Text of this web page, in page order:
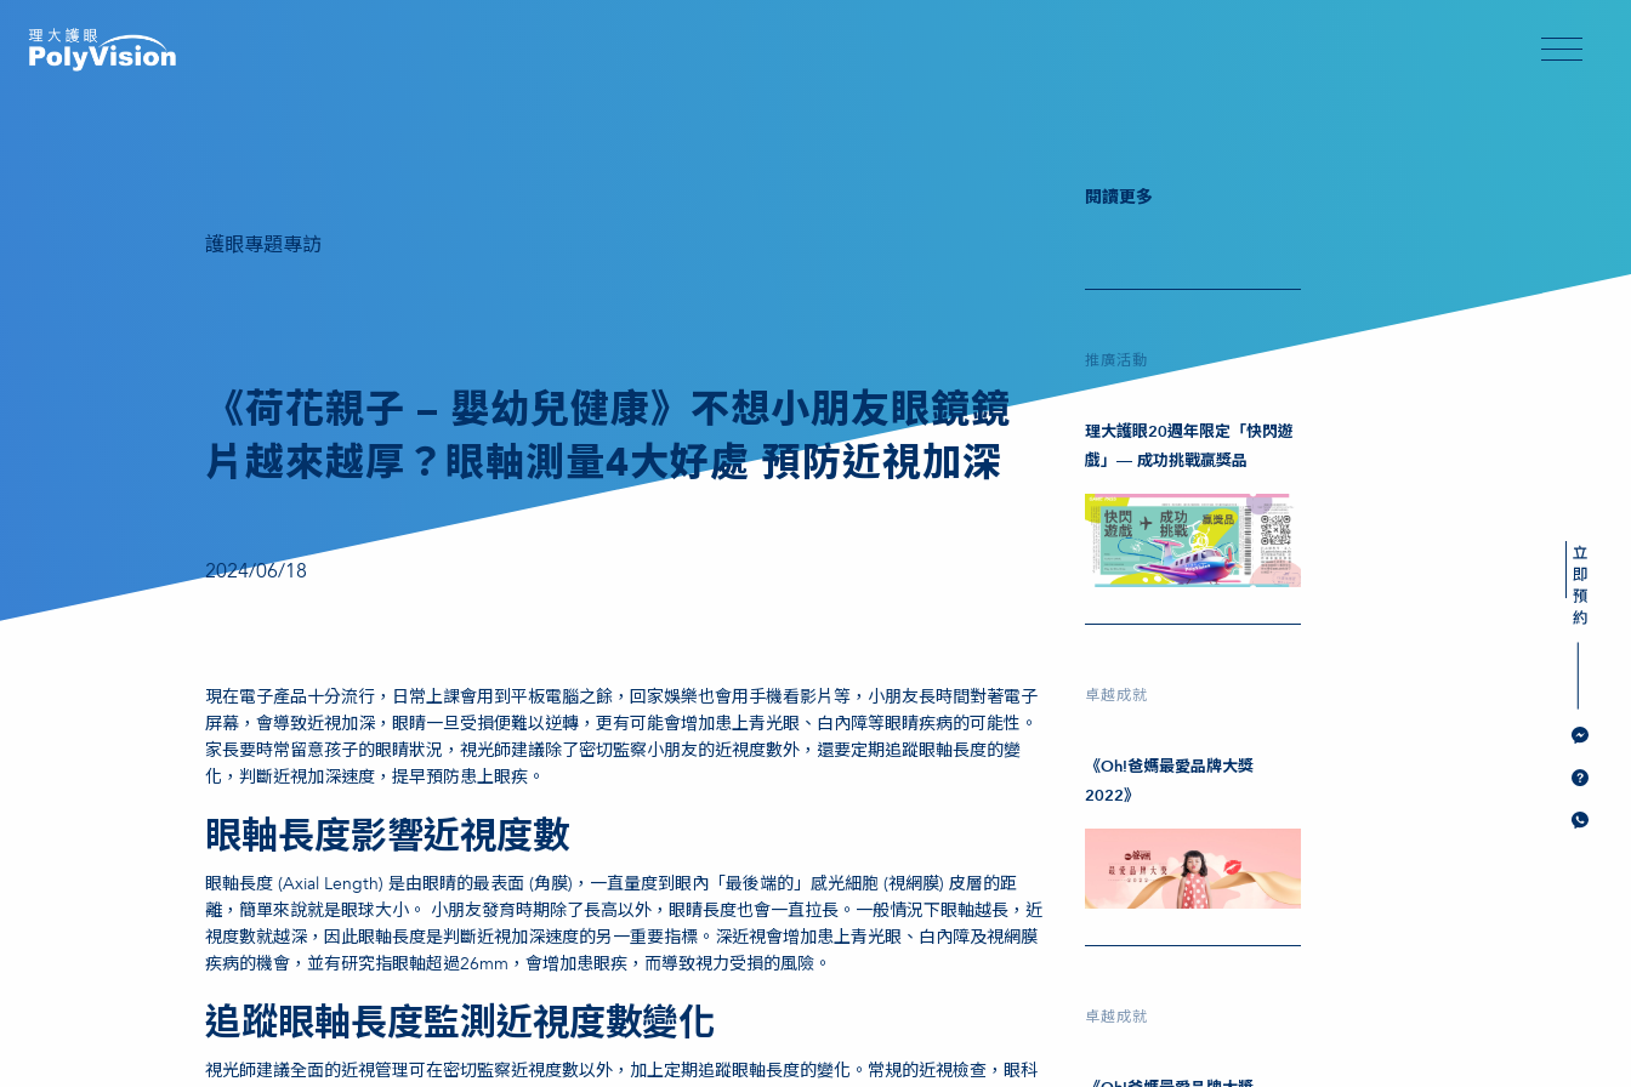
護眼專題專訪
《荷花親子 – 嬰幼兒健康》不想小朋友眼鏡鏡
片越來越厚？眼軸測量4大好處 預防近視加深
2024/06/18
現在電子產品十分流行，日常上課會用到平板電腦之餘，回家娛樂也會用手機看影片等，小朋友長時間對著電子
屏幕，會導致近視加深，眼睛一旦受損便難以逆轉，更有可能會增加患上青光眼、白內障等眼睛疾病的可能性。
家長要時常留意孩子的眼睛狀況，視光師建議除了密切監察小朋友的近視度數外，還要定期追蹤眼軸長度的變
化，判斷近視加深速度，提早預防患上眼疾。
眼軸長度影響近視度數
眼軸長度 (Axial Length) 是由眼睛的最表面 (角膜)，一直量度到眼內「最後端的」感光細胞 (視網膜) 皮層的距
離，簡單來說就是眼球大小。 小朋友發育時期除了長高以外，眼睛長度也會一直拉長。一般情況下眼軸越長，近
視度數就越深，因此眼軸長度是判斷近視加深速度的另一重要指標。深近視會增加患上青光眼、白內障及視網膜
疾病的機會，並有研究指眼軸超過26mm，會增加患眼疾，而導致視力受損的風險。
追蹤眼軸長度監測近視度數變化
視光師建議全面的近視管理可在密切監察近視度數以外，加上定期追蹤眼軸長度的變化。常規的近視檢查，眼科
閱讀更多
推廣活動
理大護眼20週年限定「快閃遊
戲」— 成功挑戰贏獎品
卓越成就
《Oh!爸媽最愛品牌大獎
2022》
卓越成就